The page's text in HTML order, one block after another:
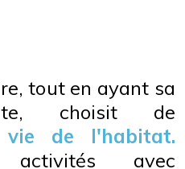
tout en ayant sa
choisit de
de l'habitat.
avec